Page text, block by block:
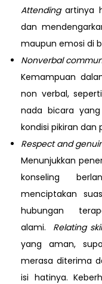
Attendingartinya
dan
maupun emosi di
Nonverbal
Kemampuan
non verbal,
nada bicara
kondisi pikiran dan
Respect and
Menunjukkan
konseling
menciptakan
hubungan
alami. Relating
yang aman,
merasa diterima
isi hatinya.